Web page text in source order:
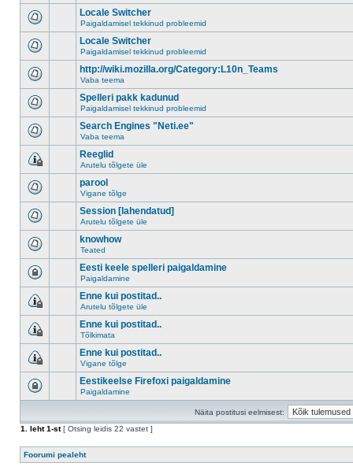
Locale Switcher
Paigaldamisel tekkinud probleemid
Locale Switcher
Paigaldamisel tekkinud probleemid
http://wiki.mozilla.org/Category:L10n_Teams
Vaba teema
Spelleri pakk kadunud
Paigaldamisel tekkinud probleemid
Search Engines "Neti.ee"
Vaba teema
Reeglid
Arutelu tõlgete üle
parool
Vigane tõlge
Session [lahendatud]
Arutelu tõlgete üle
knowhow
Teated
Eesti keele spelleri paigaldamine
Paigaldamine
Enne kui postitad..
Arutelu tõlgete üle
Enne kui postitad..
Tõlkimata
Enne kui postitad..
Vigane tõlge
Eestikeelse Firefoxi paigaldamine
Paigaldamine
Näita postitusi eelmisest:
1
. leht1-st[ Otsing leidis 22 vastet ]
Foorumi pealeht